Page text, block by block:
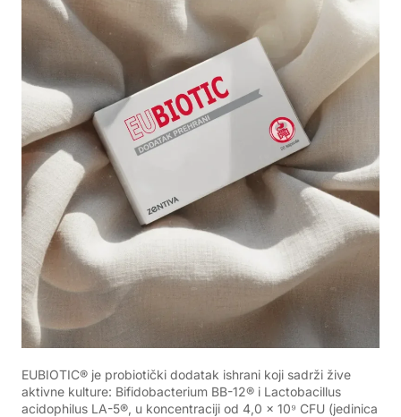
EUBIOTIC® je probiotički dodatak ishrani koji sadrži žive
aktivne kulture: Bifidobacterium BB-12® i Lactobacillus
acidophilus LA-5®, u koncentraciji od 4,0 × 10⁹ CFU (jedinica